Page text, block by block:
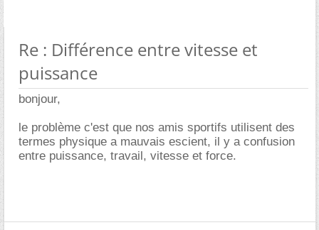
Re : Différence entre vitesse et
puissance
bonjour,
le problème c'est que nos amis sportifs utilisent des
termes physique a mauvais escient, il y a confusion
entre puissance, travail, vitesse et force.